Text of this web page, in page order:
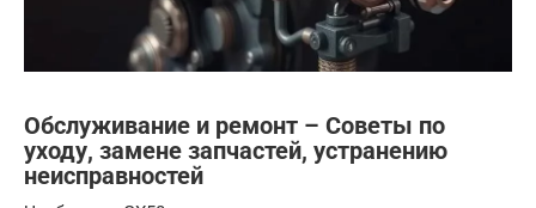
Обслуживание и ремонт – Советы по
уходу, замене запчастей, устранению
неисправностей